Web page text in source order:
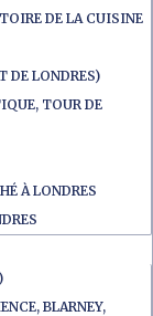
DE LA CUISINE
DE LONDRES)
TOUR DE
À LONDRES
BLARNEY,